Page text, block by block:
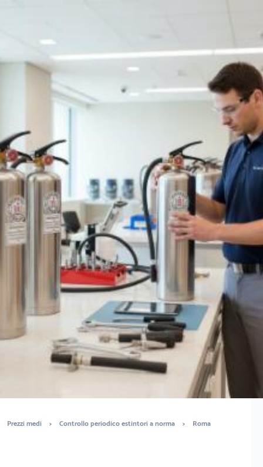
Quanto costa
controllo periodico
estintori a norma a
Roma? Prezzi e tariffe
2026
Il costo medio per controllo periodico estintori
a norma va da8€ a 300€
Vuoi sapere il prezzo preciso per controllo periodico estintori a
norma? Ottieni preventivi gratuiti.
È completamente gratuito
Trova tecnici
Prezzi medi > Controllo periodico estintori a norma > Roma